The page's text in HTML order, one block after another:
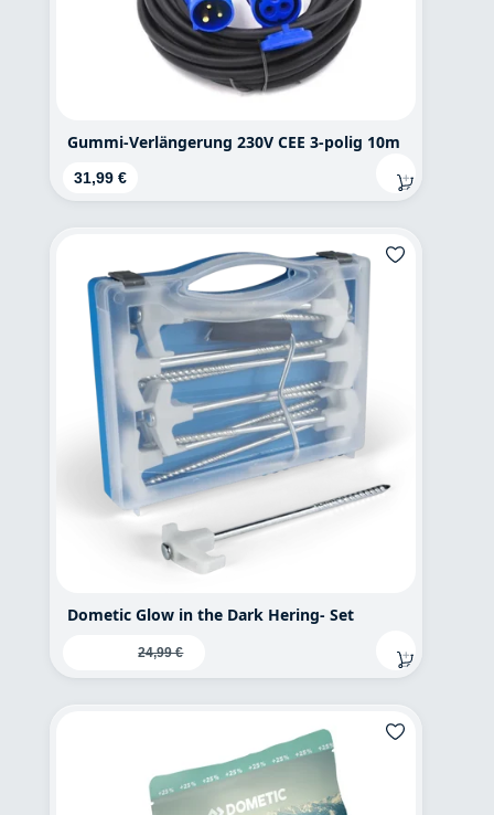
Gummi-Verlängerung 230V CEE 3-polig 10m
Regulärer Preis:
31,99 €
Dometic Glow in the Dark Hering- Set
Verkaufspreis:
Regulärer Preis:
24,99 €